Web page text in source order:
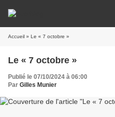
Accueil » Le « 7 octobre »
Le « 7 octobre »
Publié le 07/10/2024 à 06:00
Par Gilles Munier